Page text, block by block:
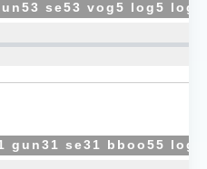
se53 vog5 log5
gun31 se31 bboo55